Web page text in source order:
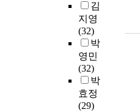
김
지영
(32)
박
영민
(32)
박
효정
(29)